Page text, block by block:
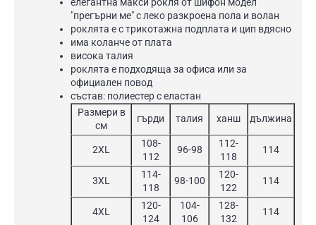
"прегърни ме" с леко разкроена пола и волан
роклята е с трикотажна подплата и цип вдясно
има коланче от плата
висока талия
роклята е подходяща за офиса или за
официален повод
състав: полиестер с еластан
Размери в
см
гърди талия ханш дължина
2XL
108-
112
96-98
112-
118
114
3XL
114-
118
98-100
120-
122
114
4XL
120-
124
104-
106
128-
132
114